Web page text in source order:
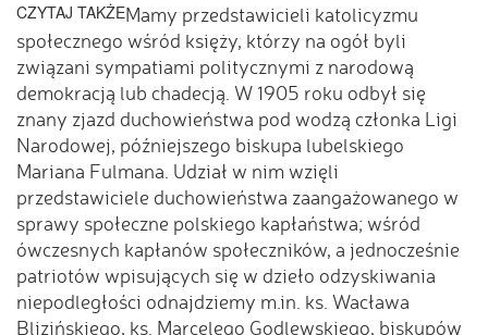
CZYTAJ TAKŻEMamy przedstawicieli katolicyzmu
społecznego wśród księży, którzy na ogół byli
związani sympatiami politycznymi z narodową
demokracją lub chadecją. W 1905 roku odbył się
znany zjazd duchowieństwa pod wodzą członka Ligi
Narodowej, późniejszego biskupa lubelskiego
Mariana Fulmana. Udział w nim wzięli
przedstawiciele duchowieństwa zaangażowanego w
sprawy społeczne polskiego kapłaństwa; wśród
ówczesnych kapłanów społeczników, a jednocześnie
patriotów wpisujących się w dzieło odzyskiwania
niepodległości odnajdziemy m.in. ks. Wacława
Blizińskiego, ks. Marcelego Godlewskiego, biskupów